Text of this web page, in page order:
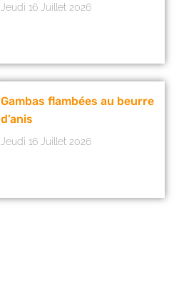
Jeudi 16 Juillet 2026
Gambas flambées au beurre
d’anis
Jeudi 16 Juillet 2026